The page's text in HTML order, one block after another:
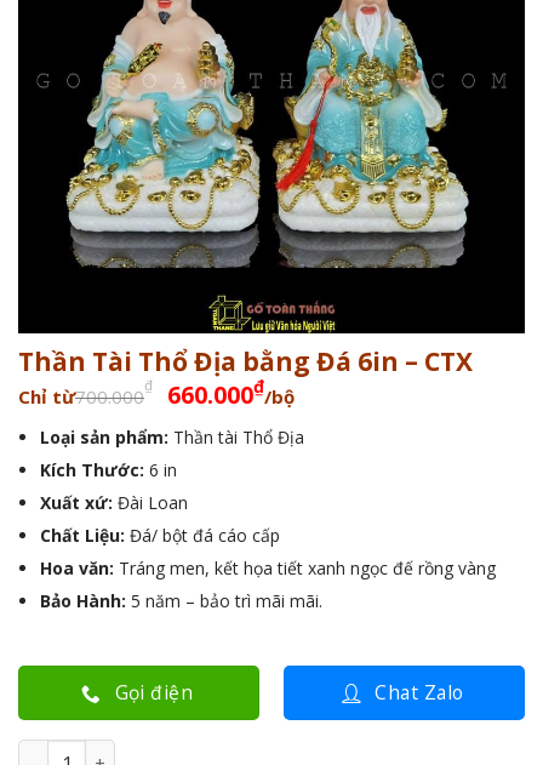
Thần Tài Thổ Địa bằng Đá 6in – CTX
Chỉ từ700.000₫ Giá
gốc
là:
700.000₫.
660.000₫Giá
hiện
tại
/bộ
Loại sản phẩm: Thần tài Thổ Địa
Kích Thước: 6 in
Xuất xứ: Đài Loan
Chất Liệu: Đá/ bột đá cáo cấp
Hoa văn: Tráng men, kết họa tiết xanh ngọc đế rồng vàng
Bảo Hành: 5 năm – bảo trì mãi mãi.
Gọi điện Chat Zalo
Thần Tài Thổ Địa bằng Đá 6in - CTX số lượng